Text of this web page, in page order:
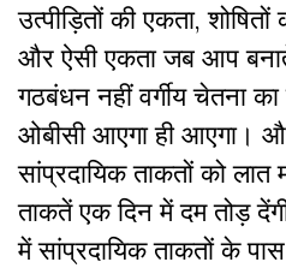
उत्पीड़ितों की एकता,
और ऐसी एकता जब आप
गठबंधन नहीं वर्गीय चेतना
ओबीसी आएगा ही आएगा।
सांप्रदायिक ताकतों को लात
ताकतें एक दिन में दम तोड़
में सांप्रदायिक ताकतों के